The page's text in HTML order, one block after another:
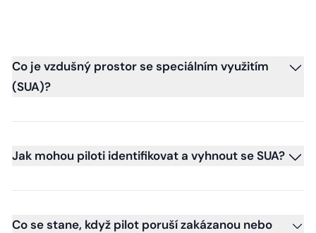
Co je vzdušný prostor se speciálním využitím
(SUA)?
Jak mohou piloti identifikovat a vyhnout se SUA?
Co se stane, když pilot poruší zakázanou nebo